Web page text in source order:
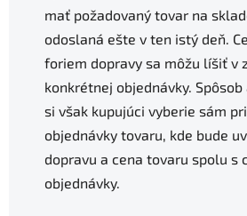
mať požadovaný tovar na
odoslaná ešte v ten istý deň.
foriem dopravy sa môžu líšiť v
konkrétnej objednávky.
si však kupujúci vyberie sám
objednávky tovaru, kde bude
dopravu a cena tovaru spolu s
objednávky.